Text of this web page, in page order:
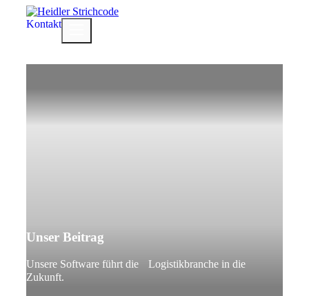
InhaltKontakt
Unser Beitrag
Unsere Software führt die Logistikbranche in die
Zukunft.